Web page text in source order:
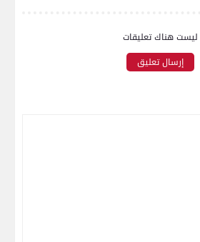
ليست هناك تعليقات
إرسال تعليق